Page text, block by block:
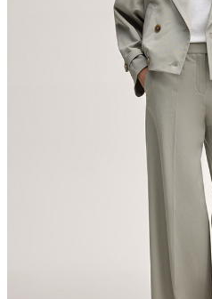
nicht Trommeltrocknen
Bügeln bei geringer Temperatur